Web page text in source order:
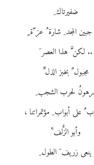
ضفيرتاك ِ
المجد ِ شارة ُ عز ّة
.. لكن َّ هذا العصر َ
مجبول ٌ بخبز الذل ِّ
لحرب الشجب
على أبواب ِ مؤتمراتنا ،
وأبو الزُّلف ْ
ينعى زريف َ الطول ِ